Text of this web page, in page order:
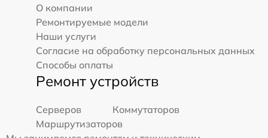
О компании
Ремонтируемые модели
Наши услуги
Согласие на обработку персональных данных
Способы оплаты
Ремонт устройств
Серверов
Коммутаторов
Маршрутизаторов